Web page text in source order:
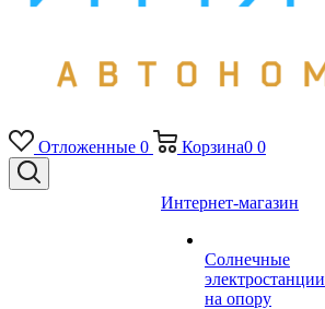
Отложенные 0 Корзина0 0
Интернет-магазин
Солнечные
электростанции
на опору